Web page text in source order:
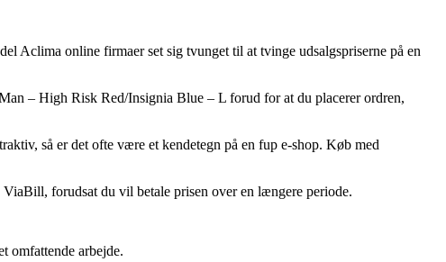
Aclima online firmaer set sig tvunget til at tvinge udsalgspriserne på en
– High Risk Red/Insignia Blue – L forud for at du placerer ordren,
så er det ofte være et kendetegn på en fup e-shop. Køb med
forudsat du vil betale prisen over en længere periode.
omfattende arbejde.